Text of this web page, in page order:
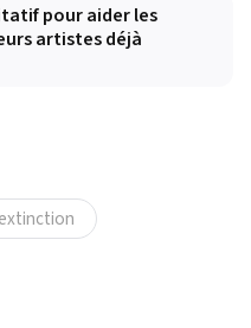
pour aider les
artistes déjà